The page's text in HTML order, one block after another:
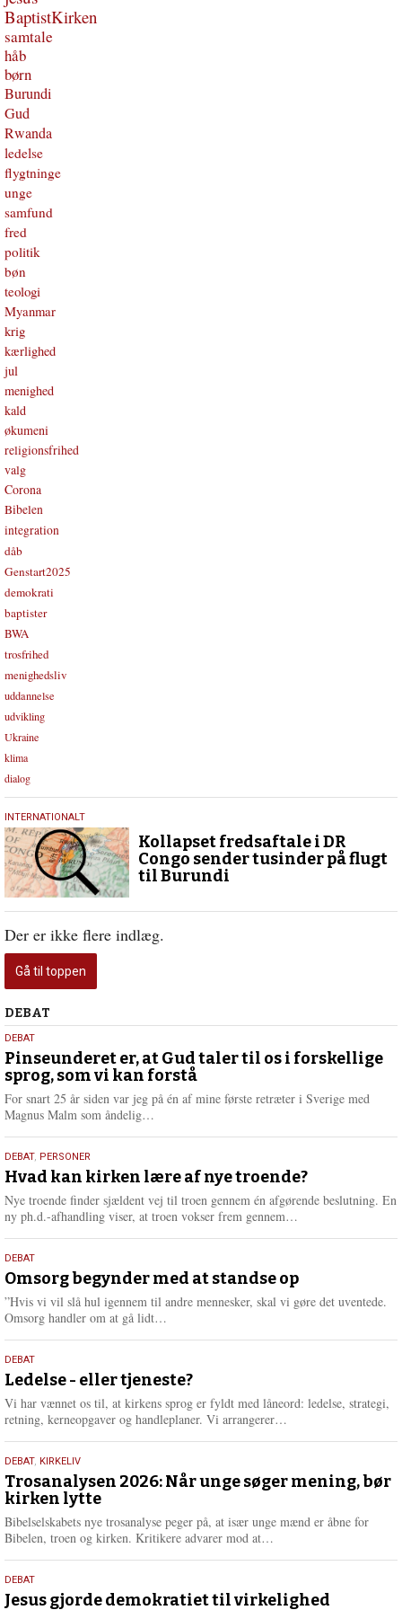
BaptistKirken
samtale
håb
børn
Burundi
Gud
Rwanda
ledelse
flygtninge
unge
samfund
fred
politik
bøn
teologi
Myanmar
krig
kærlighed
jul
menighed
kald
økumeni
religionsfrihed
valg
Corona
Bibelen
integration
dåb
Genstart2025
demokrati
baptister
BWA
trosfrihed
menighedsliv
uddannelse
udvikling
Ukraine
klima
dialog
15.
december
2025
INTERNATIONALT
Kollapset fredsaftale i DR
Congo sender tusinder på flugt
til Burundi
Der er ikke flere indlæg.
Gå til toppen
Debat
DEBAT
5.
august
2026
DEBAT
Pinseunderet er, at Gud taler til os i forskellige
sprog, som vi kan forstå
For snart 25 år siden var jeg på én af mine første retræter i Sverige med
Magnus Malm som åndelig…
e
r
e
25.
juli
2026
DEBAT, PERSONER
Hvad kan kirken lære af nye troende?
Nye troende finder sjældent vej til troen gennem én afgørende beslutning. En
ny ph.d.-afhandling viser, at troen vokser frem gennem…
e
r
e
9.
juli
2026
DEBAT
Omsorg begynder med at standse op
”Hvis vi vil slå hul igennem til andre mennesker, skal vi gøre det uventede.
Omsorg handler om at gå lidt…
e
r
e
10.
juni
2026
DEBAT
Ledelse - eller tjeneste?
Vi har vænnet os til, at kirkens sprog er fyldt med låneord: ledelse, strategi,
retning, kerneopgaver og handleplaner. Vi arrangerer…
e
2.
juni
2026
DEBAT, KIRKELIV
Trosanalysen 2026: Når unge søger mening, bør
kirken lytte
Bibelselskabets nye trosanalyse peger på, at især unge mænd er åbne for
Bibelen, troen og kirken. Kritikere advarer mod at…
e
18.
maj
DEBAT
Jesus gjorde demokratiet til virkelighed